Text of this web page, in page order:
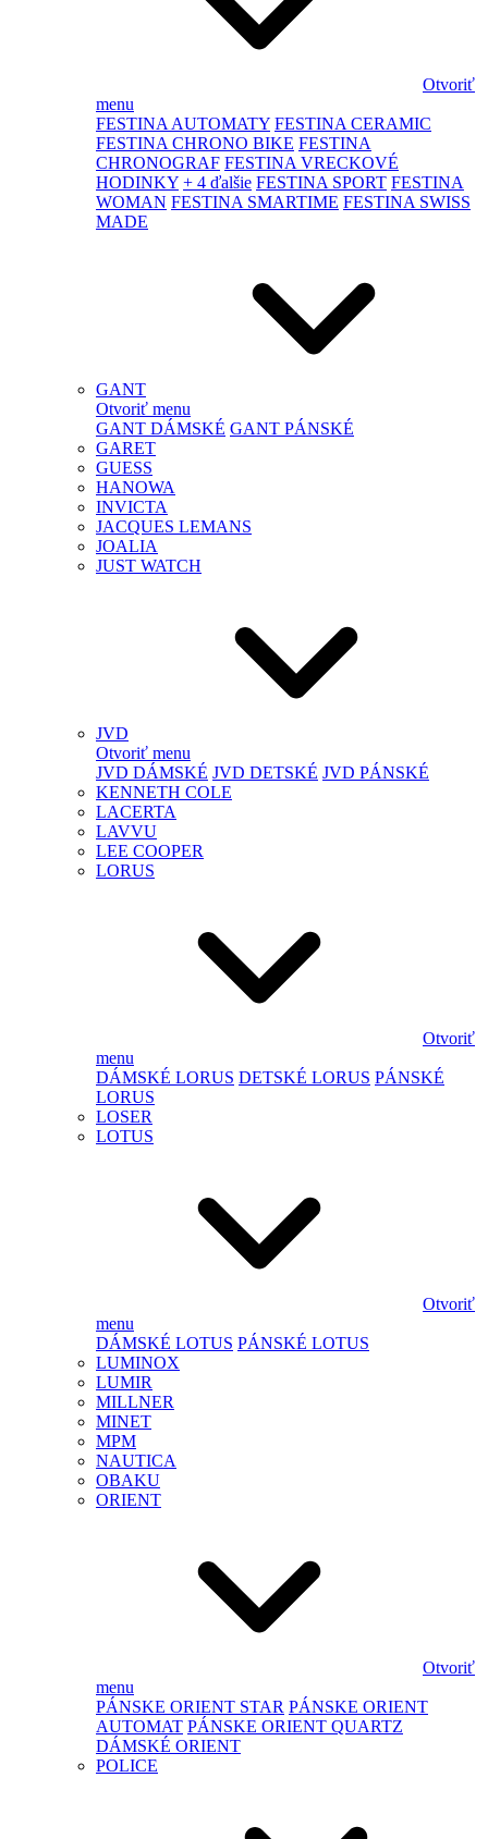
Otvoriť
menu
FESTINA AUTOMATY FESTINA CERAMIC
FESTINA CHRONO BIKE FESTINA
CHRONOGRAF FESTINA VRECKOVÉ
HODINKY + 4 ďalšie FESTINA SPORT FESTINA
WOMAN FESTINA SMARTIME FESTINA SWISS
MADE
GANT
Otvoriť menu
GANT DÁMSKÉ GANT PÁNSKÉ
GARET
GUESS
HANOWA
INVICTA
JACQUES LEMANS
JOALIA
JUST WATCH
JVD
Otvoriť menu
JVD DÁMSKÉ JVD DETSKÉ JVD PÁNSKÉ
KENNETH COLE
LACERTA
LAVVU
LEE COOPER
LORUS
Otvoriť
menu
DÁMSKÉ LORUS DETSKÉ LORUS PÁNSKÉ
LORUS
LOSER
LOTUS
Otvoriť
menu
DÁMSKÉ LOTUS PÁNSKÉ LOTUS
LUMINOX
LUMIR
MILLNER
MINET
MPM
NAUTICA
OBAKU
ORIENT
Otvoriť
menu
PÁNSKE ORIENT STAR PÁNSKE ORIENT
AUTOMAT PÁNSKE ORIENT QUARTZ
DÁMSKÉ ORIENT
POLICE